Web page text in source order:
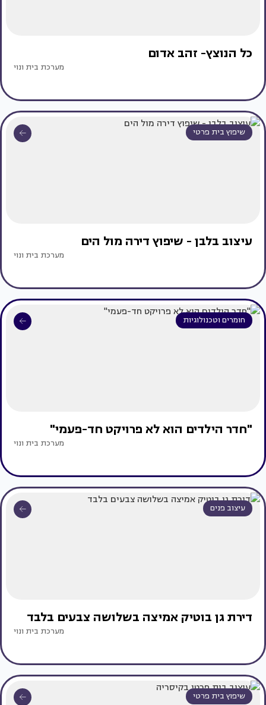
כל הנוצץ- זהב אדום
מערכת בית ונוי
שיפוץ בית פרטי
עיצוב בלבן - שיפוץ דירה מול הים
מערכת בית ונוי
חומרים וטכנולוגיות
"חדר הילדים הוא לא פרויקט חד-פעמי"
מערכת בית ונוי
עיצוב פנים
דירת גן בוטיק אמיצה בשלושה צבעים בלבד
מערכת בית ונוי
שיפוץ בית פרטי